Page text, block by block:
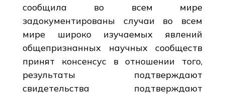
сообщила во всем мире
задокументированы случаи во всем
мире широко изучаемых явлений
общепризнанных научных сообществ
принят консенсус в отношении того,
результаты подтверждают
свидетельства подтверждают